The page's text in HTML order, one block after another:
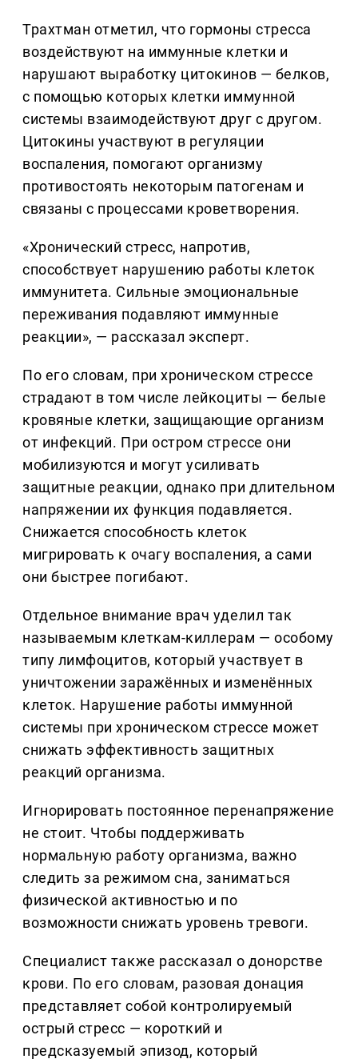
Трахтман отметил, что гормоны стресса
воздействуют на иммунные клетки и
нарушают выработку цитокинов — белков,
с помощью которых клетки иммунной
системы взаимодействуют друг с другом.
Цитокины участвуют в регуляции
воспаления, помогают организму
противостоять некоторым патогенам и
связаны с процессами кроветворения.
«Хронический стресс, напротив,
способствует нарушению работы клеток
иммунитета. Сильные эмоциональные
переживания подавляют иммунные
реакции», — рассказал эксперт.
По его словам, при хроническом стрессе
страдают в том числе лейкоциты — белые
кровяные клетки, защищающие организм
от инфекций. При остром стрессе они
мобилизуются и могут усиливать
защитные реакции, однако при длительном
напряжении их функция подавляется.
Снижается способность клеток
мигрировать к очагу воспаления, а сами
они быстрее погибают.
Отдельное внимание врач уделил так
называемым клеткам-киллерам — особому
типу лимфоцитов, который участвует в
уничтожении заражённых и изменённых
клеток. Нарушение работы иммунной
системы при хроническом стрессе может
снижать эффективность защитных
реакций организма.
Игнорировать постоянное перенапряжение
не стоит. Чтобы поддерживать
нормальную работу организма, важно
следить за режимом сна, заниматься
физической активностью и по
возможности снижать уровень тревоги.
Специалист также рассказал о донорстве
крови. По его словам, разовая донация
представляет собой контролируемый
острый стресс — короткий и
предсказуемый эпизод, который